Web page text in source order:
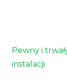
Pewny i
instalacji